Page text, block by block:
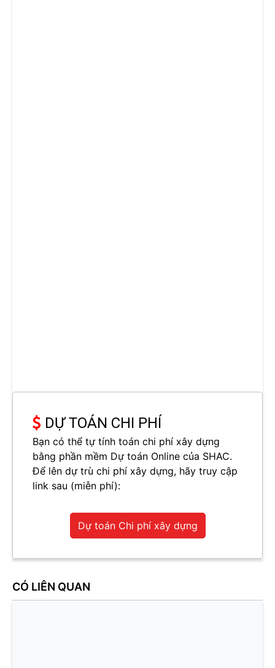
DỰ TOÁN CHI PHÍ
Bạn có thể tự tính toán chi phí xây dựng
bằng phần mềm Dự toán Online của SHAC.
Để lên dự trù chi phí xây dựng, hãy truy cập
link sau (miễn phí):
Dự toán Chi phí xây dựng
CÓ LIÊN QUAN